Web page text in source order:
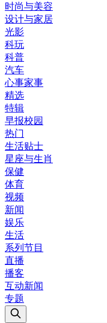
时尚与美容
设计与家居
光影
科玩
科普
汽车
心事家事
精选
特辑
早报校园
热门
生活贴士
星座与生肖
保健
体育
视频
新闻
娱乐
生活
系列节目
直播
播客
互动新闻
专题